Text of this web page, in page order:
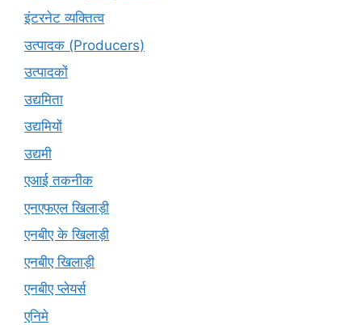
इंटरनेट व्यक्तित्व
उत्पादक (Producers)
उत्पादकों
उद्यमिता
उद्यमियों
उद्यमी
एआई तकनीक
एनएफएल खिलाड़ी
एनबीए के खिलाड़ी
एनबीए खिलाड़ी
एनबीए प्लेयर्स
एनिमे